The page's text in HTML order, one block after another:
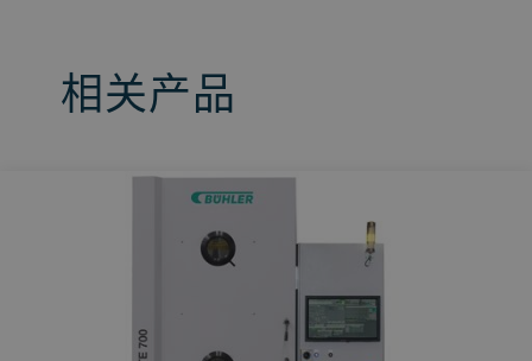
相关产品